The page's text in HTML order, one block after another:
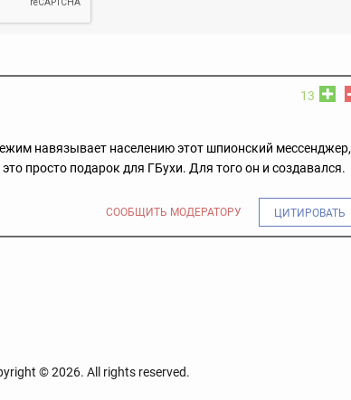
13
навязывает населению этот шпионский мессенджер,
просто подарок для ГБухи. Для того он и создавался.
СООБЩИТЬ МОДЕРАТОРУ ЦИТИРОВАТЬ
© 2026. All rights reserved.